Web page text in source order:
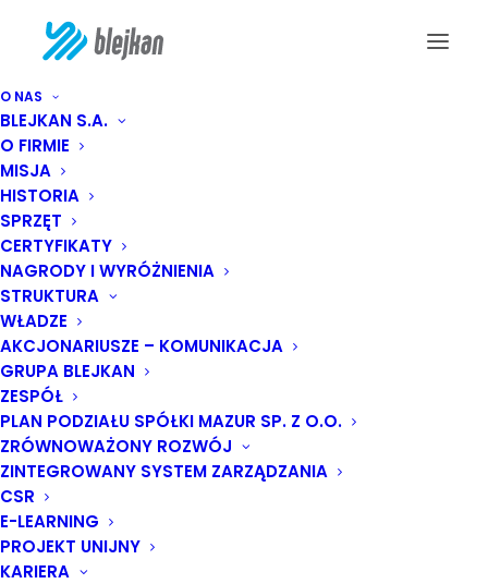
O NAS
BLEJKAN S.A.
O FIRMIE
MISJA
HISTORIA
SPRZĘT
CERTYFIKATY
NAGRODY I WYRÓŻNIENIA
STRUKTURA
WŁADZE
AKCJONARIUSZE – KOMUNIKACJA
GRUPA BLEJKAN
ZESPÓŁ
PLAN PODZIAŁU SPÓŁKI MAZUR SP. Z O.O.
ZRÓWNOWAŻONY ROZWÓJ
ZINTEGROWANY SYSTEM ZARZĄDZANIA
CSR
E-LEARNING
PROJEKT UNIJNY
KARIERA
Jesteśmy Złotym
Konferencji
Wykładzinami
(Rękawami)
Utwardzanymi na
Miejscu”